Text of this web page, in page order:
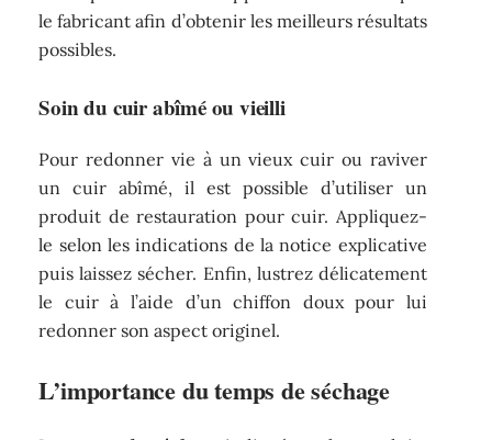
le fabricant afin d’obtenir les meilleurs résultats
possibles.
Soin du cuir abîmé ou vieilli
Pour redonner vie à un vieux cuir ou raviver
un cuir abîmé, il est possible d’utiliser un
produit de restauration pour cuir. Appliquez-
le selon les indications de la notice explicative
puis laissez sécher. Enfin, lustrez délicatement
le cuir à l’aide d’un chiffon doux pour lui
redonner son aspect originel.
L’importance du temps de séchage